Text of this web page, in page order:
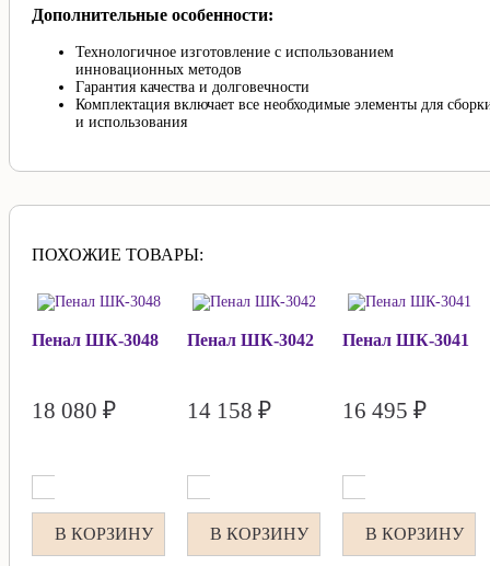
Дополнительные особенности:
Технологичное изготовление с использованием
инновационных методов
Гарантия качества и долговечности
Комплектация включает все необходимые элементы для
и использования
ПОХОЖИЕ ТОВАРЫ:
Пенал ШК-3048
18 080 ₽
В КОРЗИНУ
Пенал ШК-3042
14 158 ₽
В КОРЗИНУ
Пенал ШК-3041
16 495 ₽
В КОРЗИНУ